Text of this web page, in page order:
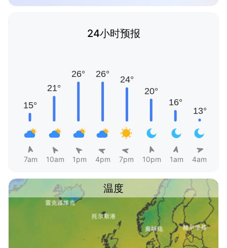
24小时预报
7am 10am 1pm 4pm 7pm 10pm 1am 4am
温度